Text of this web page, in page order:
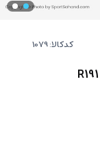
کدکالا: